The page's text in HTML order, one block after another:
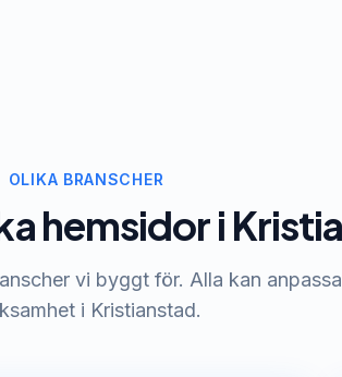
OLIKA BRANSCHER
hemsidor i
vi byggt för. Alla kan
i Kristianstad.